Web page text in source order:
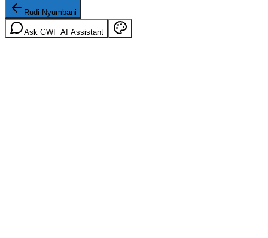
Rudi Nyumbani
Ask GWF AI Assistant